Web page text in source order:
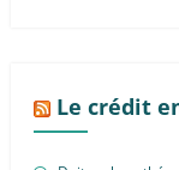
Le crédit